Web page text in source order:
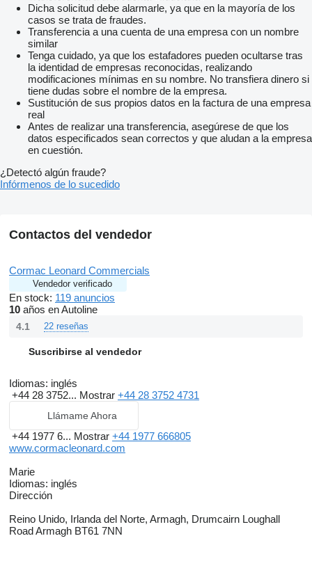
Dicha solicitud debe alarmarle, ya que en la mayoría de los
casos se trata de fraudes.
Transferencia a una cuenta de una empresa con un nombre
similar
Tenga cuidado, ya que los estafadores pueden ocultarse tras
la identidad de empresas reconocidas, realizando
modificaciones mínimas en su nombre. No transfiera dinero si
tiene dudas sobre el nombre de la empresa.
Sustitución de sus propios datos en la factura de una empresa
real
Antes de realizar una transferencia, asegúrese de que los
datos especificados sean correctos y que aludan a la empresa
en cuestión.
¿Detectó algún fraude?
Infórmenos de lo sucedido
Contactos del vendedor
Cormac Leonard Commercials
Vendedor verificado
En stock: 119 anuncios
10 años en Autoline
4.1 22 reseñas
Suscribirse al vendedor
Idiomas: inglés
+44 28 3752... Mostrar +44 28 3752 4731
Llámame Ahora
+44 1977 6... Mostrar +44 1977 666805
www.cormacleonard.com
Marie
Idiomas: inglés
Dirección
Reino Unido, Irlanda del Norte, Armagh, Drumcairn Loughall
Road Armagh BT61 7NN